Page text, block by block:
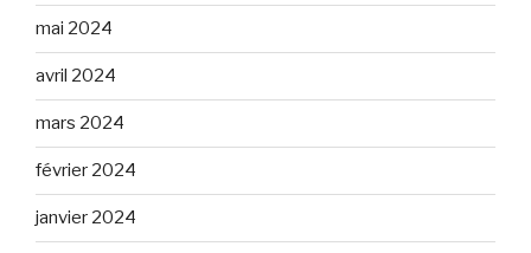
mai 2024
avril 2024
mars 2024
février 2024
janvier 2024